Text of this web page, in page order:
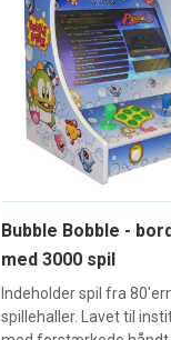
Bubble Bobble -
med 3000 spil
Indeholder spil fra
spillehaller. Lavet til